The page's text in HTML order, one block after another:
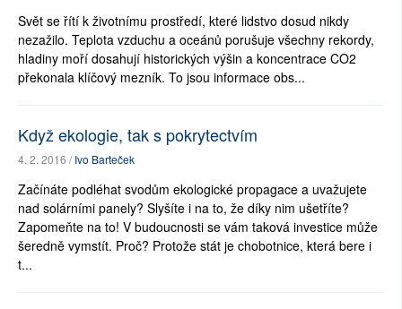
Svět se řítí k životnímu prostředí, které lidstvo dosud nikdy
nezažilo. Teplota vzduchu a oceánů porušuje všechny rekordy,
hladiny moří dosahují historických výšin a koncentrace CO2
překonala klíčový mezník. To jsou informace obs...
Když ekologie, tak s pokrytectvím
4. 2. 2016 /Ivo Barteček
Začínáte podléhat svodům ekologické propagace a uvažujete
nad solárními panely? Slyšíte i na to, že díky nim ušetříte?
Zapomeňte na to! V budoucnosti se vám taková investice může
šeredně vymstít. Proč? Protože stát je chobotnice, která bere i
t...